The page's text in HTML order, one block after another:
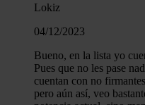
Lokiz
04/12/2023
Bueno, en la lista yo
Pues que no les pase
cuentan con no
pero aún así, veo